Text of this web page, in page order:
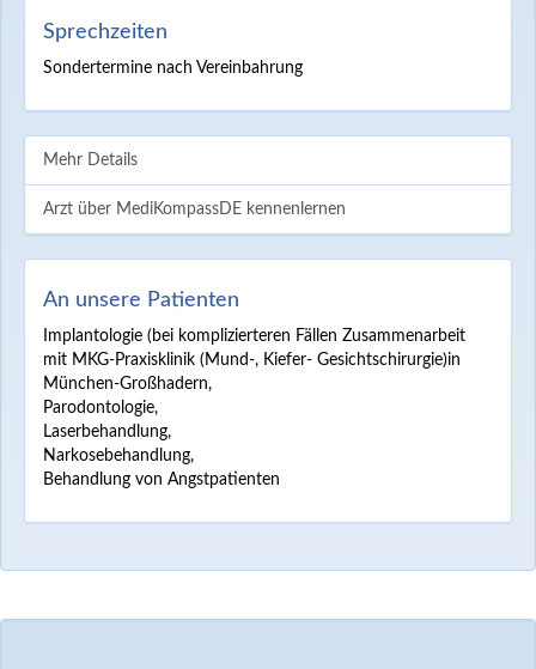
Sprechzeiten
Sondertermine nach Vereinbahrung
Mehr Details
Arzt über MediKompassDE kennenlernen
An unsere Patienten
Implantologie (bei komplizierteren Fällen Zusammenarbeit
mit MKG-Praxisklinik (Mund-, Kiefer- Gesichtschirurgie)in
München-Großhadern,
Parodontologie,
Laserbehandlung,
Narkosebehandlung,
Behandlung von Angstpatienten